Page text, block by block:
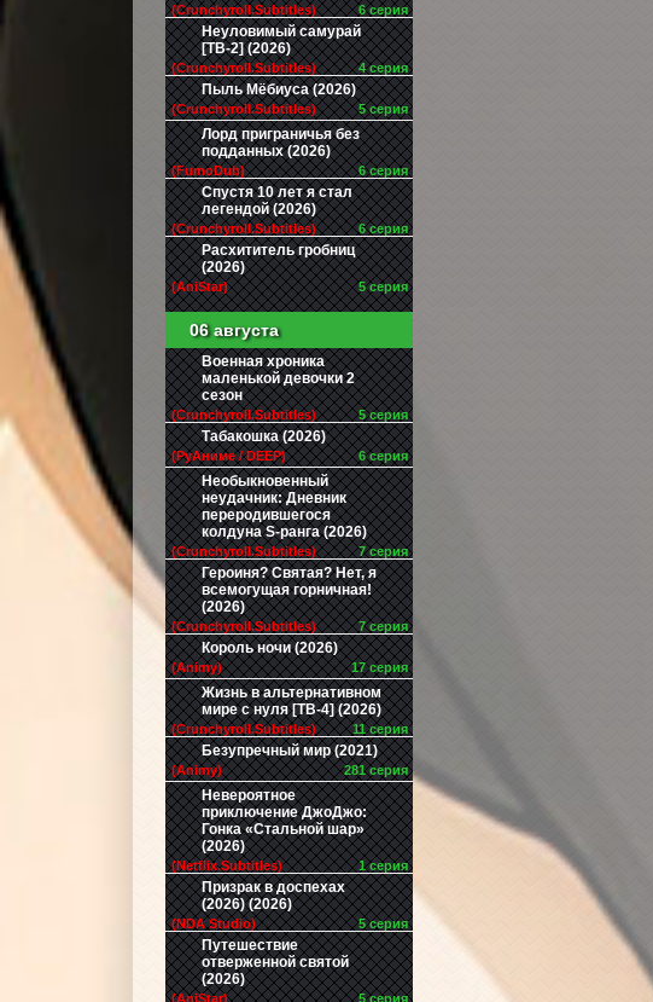
(Crunchyroll.Subtitles) 6 серия
Неуловимый самурай
[ТВ-2] (2026)
(Crunchyroll.Subtitles) 4 серия
Пыль Мёбиуса (2026)
(Crunchyroll.Subtitles) 5 серия
Лорд приграничья без
подданных (2026)
(FumoDub) 6 серия
Спустя 10 лет я стал
легендой (2026)
(Crunchyroll.Subtitles) 6 серия
Расхититель гробниц
(2026)
(AniStar) 5 серия
06 августа
Военная хроника
маленькой девочки 2
сезон
(Crunchyroll.Subtitles) 5 серия
Табакошка (2026)
(РуАниме / DEEP) 6 серия
Необыкновенный
неудачник: Дневник
переродившегося
колдуна S-ранга (2026)
(Crunchyroll.Subtitles) 7 серия
Героиня? Святая? Нет, я
всемогущая горничная!
(2026)
(Crunchyroll.Subtitles) 7 серия
Король ночи (2026)
(Animy) 17 серия
Жизнь в альтернативном
мире с нуля [ТВ-4] (2026)
(Crunchyroll.Subtitles) 11 серия
Безупречный мир (2021)
(Animy) 281 серия
Невероятное
приключение ДжоДжо:
Гонка «Стальной шар»
(2026)
(Netflix.Subtitles) 1 серия
Призрак в доспехах
(2026) (2026)
(NDA Studio) 5 серия
Путешествие
отверженной святой
(2026)
(AniStar) 5 серия